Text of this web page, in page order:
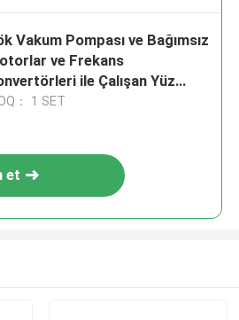
Vakum Pompası ve Bağımsız
ve Frekans
ile Çalışan Yüz
Üretim Makinesi
： 1 SET
et